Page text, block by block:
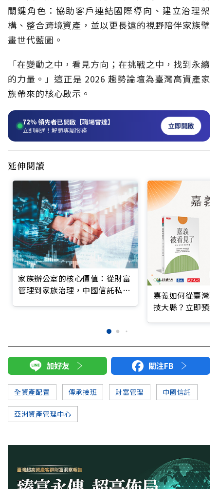
關鍵角色：協助客戶連結國際導向、建立治理架
構、整合跨境資產，並以更長遠的視野陪伴家族擘
畫世代藍圖。
「在變動之中，看見方向；在挑戰之中，找到永續
的力量。」這正是 2026 趨勢論壇為臺灣高資產家
族帶來的核心啟示。
72%領先者已開啟【職場雷達】
立即開通！解鎖專屬服務 立即開啟
延伸閱讀
家族辦公室的核心價值：從財富
管理到家族治理，中國信託私人
嘉義如何從臺灣
技大縣？立即預
加好友 關注FB
全資產配置 傳承接班 財富管理 中國信託
亞洲資產管理中心